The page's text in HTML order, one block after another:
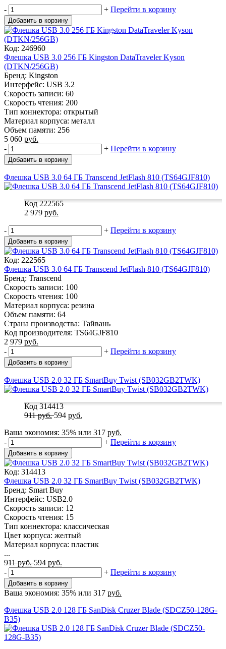
- + Перейти в корзину
Добавить в корзину
Код: 246960
Флешка USB 3.0 256 ГБ Kingston DataTraveler Kyson
(DTKN/256GB)
Бренд: Kingston
Интерфейс: USB 3.2
Скорость записи: 60
Скорость чтения: 200
Тип коннектора: открытый
Материал корпуса: металл
Объем памяти: 256
5 060 руб.
-
+ Перейти в корзину
Добавить в корзину
Флешка USB 3.0 64 ГБ Transcend JetFlash 810 (TS64GJF810)
Код 222565
2 979 руб.
- + Перейти в корзину
Добавить в корзину
Код: 222565
Флешка USB 3.0 64 ГБ Transcend JetFlash 810 (TS64GJF810)
Бренд: Transcend
Скорость записи: 100
Скорость чтения: 100
Материал корпуса: резина
Объем памяти: 64
Страна производства: Тайвань
Код производителя: TS64GJF810
2 979 руб.
-
+ Перейти в корзину
Добавить в корзину
Флешка USB 2.0 32 ГБ SmartBuy Twist (SB032GB2TWK)
Код 314413
911руб. 594 руб.
Ваша экономия: 35% или 317 руб.
-
+ Перейти в корзину
Добавить в корзину
Код: 314413
Флешка USB 2.0 32 ГБ SmartBuy Twist (SB032GB2TWK)
Бренд: Smart Buy
Интерфейс: USB2.0
Скорость записи: 12
Скорость чтения: 15
Тип коннектора: классическая
Цвет корпуса: желтый
Материал корпуса: пластик
...
911руб. 594 руб.
-
+ Перейти в корзину
Добавить в корзину
Ваша экономия: 35% или 317 руб.
Флешка USB 2.0 128 ГБ SanDisk Cruzer Blade (SDCZ50-128G-
B35)